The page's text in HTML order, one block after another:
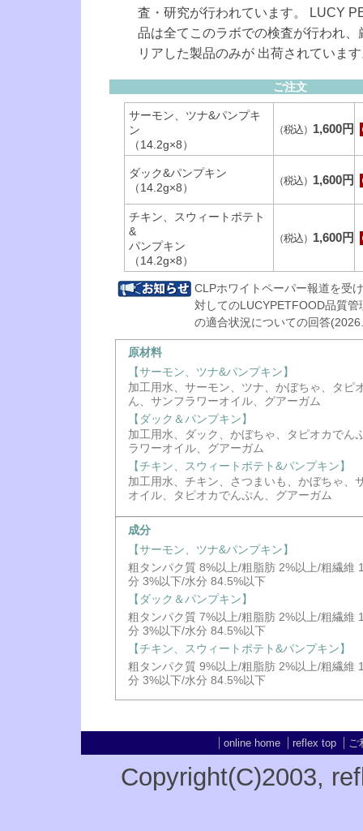
査・研究が行われています。 LUCY
品は全てこのラボでの検査が行われ、
リアした製品のみが 出荷されていま
ご注文
サーモン、ツナ&パンプキ
ン
（14.2g×8）
（税込） 1,600円
ダック&パンプキン
（14.2g×8）
（税込） 1,600円
チキン、スウィートポテト
&
パンプキン
（14.2g×8）
（税込） 1,600円
CLPホワイトペーパー報道を受
対してのLUCYPETFOOD品質
の適合状況についての回答
原材料
【サーモン、ツナ&パンプキン】
加工用水、サーモン、ツナ、かぼちゃ、タピ
ん、サンフラワーオイル、グアーガム
【ダック＆パンプキン】
加工用水、ダック、かぼちゃ、タピオカでん
ラワーオイル、グアーガム
【チキン、スウィートポテト&パンプキン】
加工用水、チキン、さつまいも、かぼちゃ、
オイル、タピオカでんぷん、グアーガム
成分
【サーモン、ツナ&パンプキン】
粗タンパク質 8%以上/粗脂肪 2%以上/粗繊維
分 3%以下/水分 84.5%以下
【ダック＆パンプキン】
粗タンパク質 7%以上/粗脂肪 2%以上/粗繊維
分 3%以下/水分 84.5%以下
【チキン、スウィートポテト&パンプキン】
粗タンパク質 9%以上/粗脂肪 2%以上/粗繊維
分 3%以下/水分 84.5%以下
online home reflex top ご
Copyright(C)2003,